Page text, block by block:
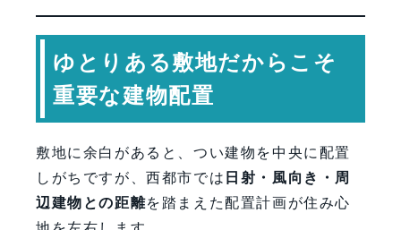
ゆとりある敷地だからこそ
重要な建物配置
敷地に余白があると、つい建物を中央に配置
しがちですが、西都市では 日射・風向き・周
辺建物との距離を踏まえた配置計画が住み心